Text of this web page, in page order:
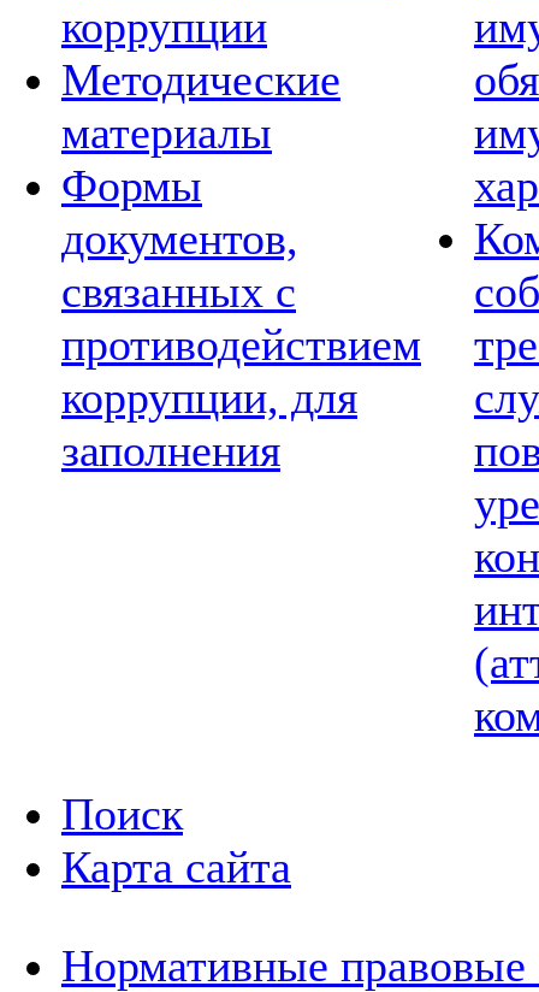
коррупции
Методические
материалы
Формы
документов,
связанных с
противодействием
коррупции, для
заполнения
Поиск
Карта сайта
Нормативные правовые